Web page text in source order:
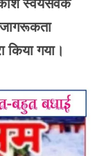
स्वयंसेवक
किया गया।